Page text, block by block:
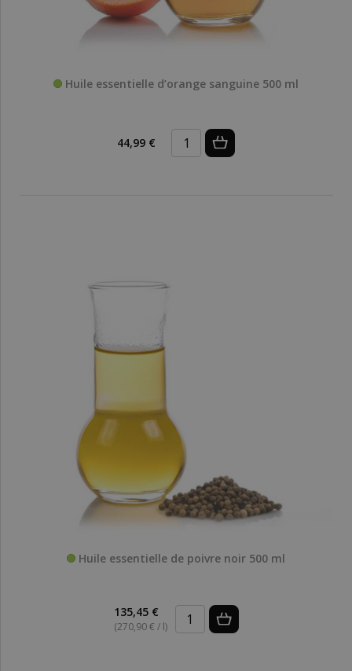
Huile essentielle d’orange sanguine 500 ml
44,99 €
Huile essentielle de poivre noir 500 ml
135,45 €
(270,90 € / l)